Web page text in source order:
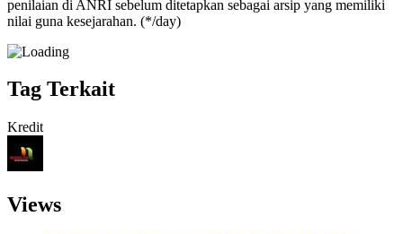
penilaian di ANRI sebelum ditetapkan sebagai arsip yang memiliki
nilai guna kesejarahan. (*/day)
Tag Terkait
Kredit
Views